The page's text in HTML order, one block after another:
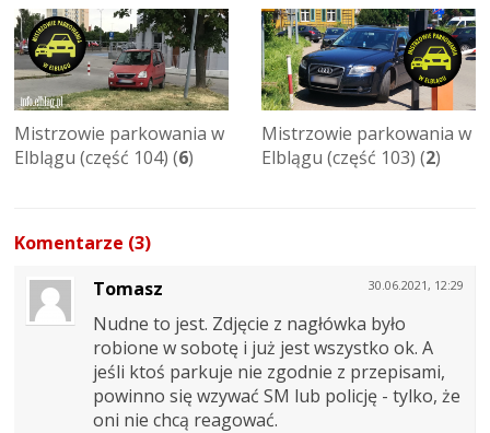
Mistrzowie parkowania w
Elblągu (część 104) (6)
Mistrzowie parkowania w
Elblągu (część 103) (2)
Komentarze (3)
30.06.2021, 12:29
Tomasz
Nudne to jest. Zdjęcie z nagłówka było
robione w sobotę i już jest wszystko ok. A
jeśli ktoś parkuje nie zgodnie z przepisami,
powinno się wzywać SM lub policję - tylko, że
oni nie chcą reagować.